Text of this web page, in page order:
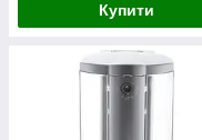
Купити